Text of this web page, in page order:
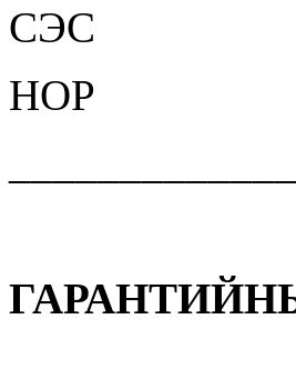
СЭС
НОР